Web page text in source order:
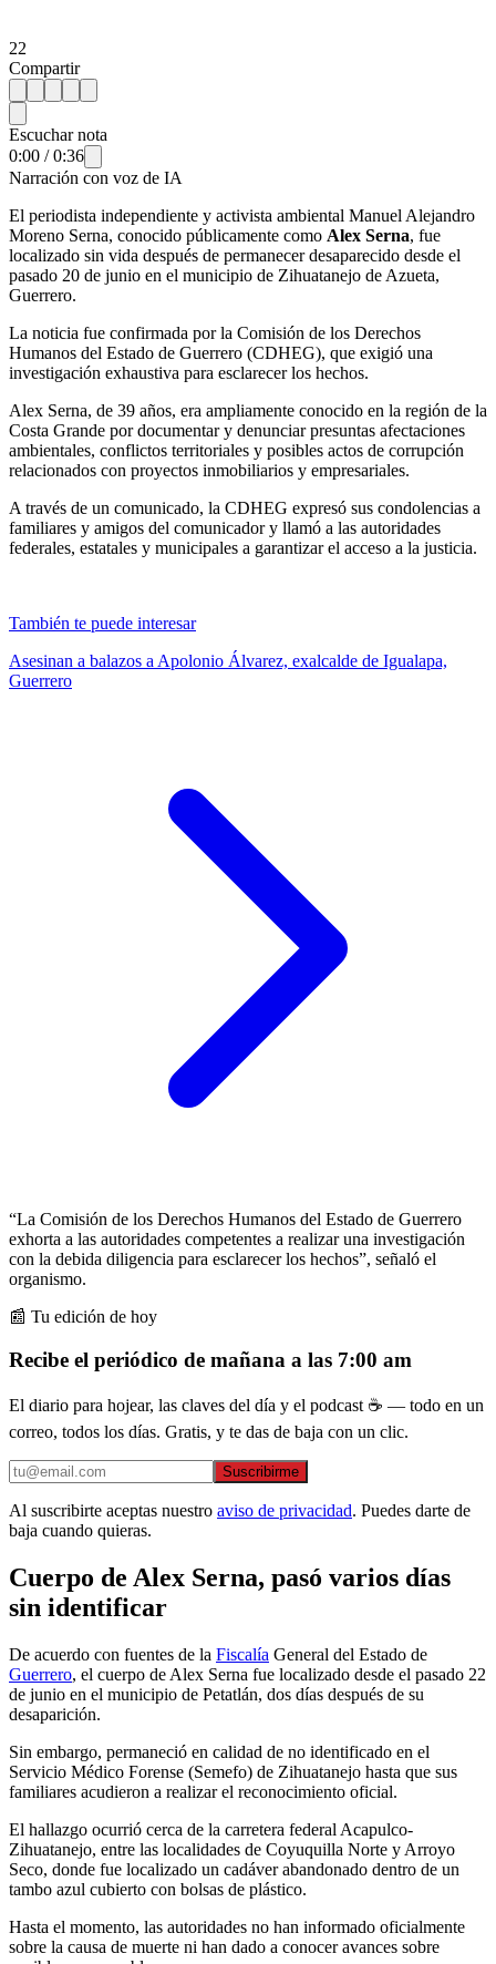
22
Compartir
Escuchar nota
0:00 /0:36
Narración con voz de IA
El periodista independiente y activista ambiental Manuel Alejandro
Moreno Serna, conocido públicamente como Alex Serna, fue
localizado sin vida después de permanecer desaparecido desde el
pasado 20 de junio en el municipio de Zihuatanejo de Azueta,
Guerrero.
La noticia fue confirmada por la Comisión de los Derechos
Humanos del Estado de Guerrero (CDHEG), que exigió una
investigación exhaustiva para esclarecer los hechos.
Alex Serna, de 39 años, era ampliamente conocido en la región de la
Costa Grande por documentar y denunciar presuntas afectaciones
ambientales, conflictos territoriales y posibles actos de corrupción
relacionados con proyectos inmobiliarios y empresariales.
A través de un comunicado, la CDHEG expresó sus condolencias a
familiares y amigos del comunicador y llamó a las autoridades
federales, estatales y municipales a garantizar el acceso a la justicia.
También te puede interesar
Asesinan a balazos a Apolonio Álvarez, exalcalde de Igualapa,
Guerrero
“La Comisión de los Derechos Humanos del Estado de Guerrero
exhorta a las autoridades competentes a realizar una investigación
con la debida diligencia para esclarecer los hechos”, señaló el
organismo.
📰 Tu edición de hoy
Recibe el periódico de mañana a las 7:00 am
El diario para hojear, las claves del día y el podcast ☕ — todo en un
correo, todos los días. Gratis, y te das de baja con un clic.
Suscribirme
Al suscribirte aceptas nuestro aviso de privacidad. Puedes darte de
baja cuando quieras.
Cuerpo de Alex Serna, pasó varios días
sin identificar
De acuerdo con fuentes de la Fiscalía General del Estado de
Guerrero, el cuerpo de Alex Serna fue localizado desde el pasado 22
de junio en el municipio de Petatlán, dos días después de su
desaparición.
Sin embargo, permaneció en calidad de no identificado en el
Servicio Médico Forense (Semefo) de Zihuatanejo hasta que sus
familiares acudieron a realizar el reconocimiento oficial.
El hallazgo ocurrió cerca de la carretera federal Acapulco-
Zihuatanejo, entre las localidades de Coyuquilla Norte y Arroyo
Seco, donde fue localizado un cadáver abandonado dentro de un
tambo azul cubierto con bolsas de plástico.
Hasta el momento, las autoridades no han informado oficialmente
sobre la causa de muerte ni han dado a conocer avances sobre